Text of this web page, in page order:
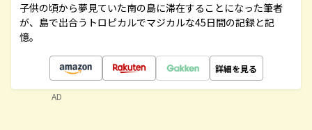
子供の頃から夢見ていた南の島に滞在することになった筆者
が、島で出合うトロピカルでマジカルな45日間の記録と記
憶。
詳細を見る
AD